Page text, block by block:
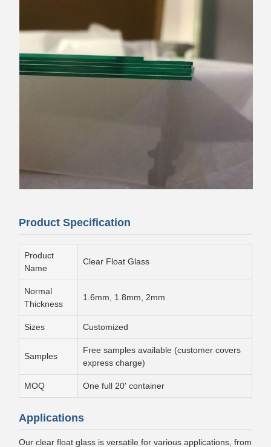
Product Specification
Product
Name
Clear Float Glass
Normal
Thickness
1.6mm, 1.8mm, 2mm
Sizes Customized
Samples
Free samples available (customer covers
express charge)
MOQ One full 20' container
Applications
Our clear float glass is versatile for various applications, from